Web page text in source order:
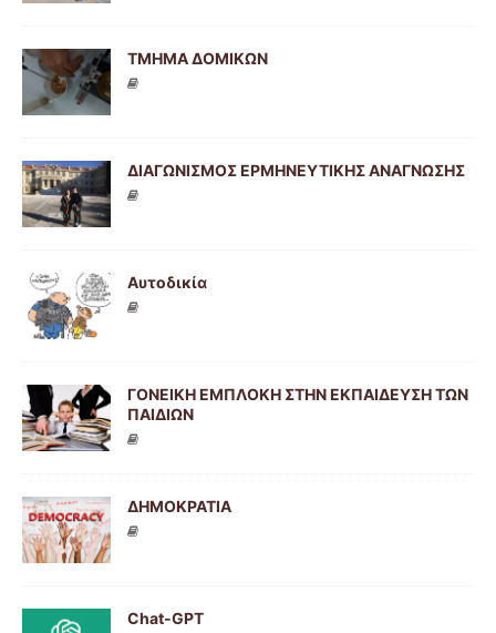
ΤΜΗΜΑ ΔΟΜΙΚΩΝ
ΔΙΑΓΩΝΙΣΜΟΣ ΕΡΜΗΝΕΥΤΙΚΗΣ ΑΝΑΓΝΩΣΗΣ
Αυτοδικία
ΓΟΝΕΙΚΗ ΕΜΠΛΟΚΗ ΣΤΗΝ ΕΚΠΑΙΔΕΥΣΗ ΤΩΝ
ΠΑΙΔΙΩΝ
ΔΗΜΟΚΡΑΤΙΑ
Chat-GPT